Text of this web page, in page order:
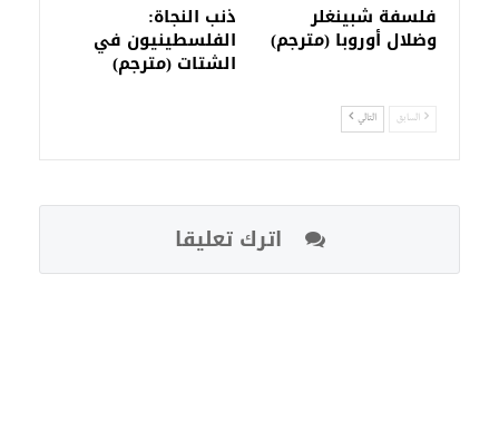
فلسفة شبينغلر
وضلال أوروبا (مترجم)
ذنب النجاة:
الفلسطينيون في
الشتات (مترجم)
السابق التالي
اترك تعليقا